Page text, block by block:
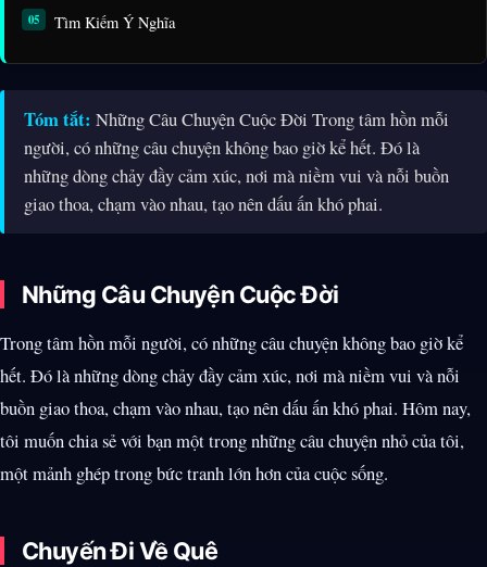
Tìm Kiếm Ý Nghĩa
Tóm tắt: Những Câu Chuyện Cuộc Đời Trong tâm hồn mỗi
người, có những câu chuyện không bao giờ kể hết. Đó là
những dòng chảy đầy cảm xúc, nơi mà niềm vui và nỗi buồn
giao thoa, chạm vào nhau, tạo nên dấu ấn khó phai.
Những Câu Chuyện Cuộc Đời
Trong tâm hồn mỗi người, có những câu chuyện không bao giờ kể
hết. Đó là những dòng chảy đầy cảm xúc, nơi mà niềm vui và nỗi
buồn giao thoa, chạm vào nhau, tạo nên dấu ấn khó phai. Hôm nay,
tôi muốn chia sẻ với bạn một trong những câu chuyện nhỏ của tôi,
một mảnh ghép trong bức tranh lớn hơn của cuộc sống.
Chuyến Đi Về Quê